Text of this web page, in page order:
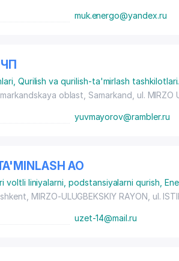
muk.energo@yandex.ru
Qurilish va qurilish-ta'mirlash tashkilotlari
oblast, Samarkand, ul. MIRZO
yuvmayorov@rambler.ru
АО
voltli liniyalarni, podstansiyalarni qurish
MIRZO-ULUGBEKSKIY RAYON , ul.
uzet-14@mail.ru